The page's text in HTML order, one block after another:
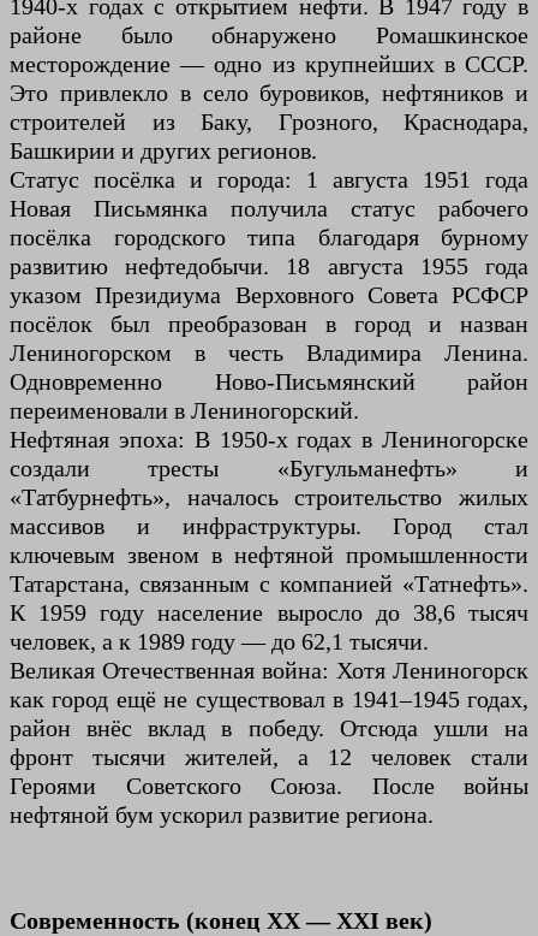
1940-х годах с открытием нефти. В 1947 году в
районе было обнаружено Ромашкинское
месторождение — одно из крупнейших в СССР.
Это привлекло в село буровиков, нефтяников и
строителей из Баку, Грозного, Краснодара,
Башкирии и других регионов.
Статус посёлка и города: 1 августа 1951 года
Новая Письмянка получила статус рабочего
посёлка городского типа благодаря бурному
развитию нефтедобычи. 18 августа 1955 года
указом Президиума Верховного Совета РСФСР
посёлок был преобразован в город и назван
Лениногорском в честь Владимира Ленина.
Одновременно Ново-Письмянский район
переименовали в Лениногорский.
Нефтяная эпоха: В 1950-х годах в Лениногорске
создали тресты «Бугульманефть» и
«Татбурнефть», началось строительство жилых
массивов и инфраструктуры. Город стал
ключевым звеном в нефтяной промышленности
Татарстана, связанным с компанией «Татнефть».
К 1959 году население выросло до 38,6 тысяч
человек, а к 1989 году — до 62,1 тысячи.
Великая Отечественная война: Хотя Лениногорск
как город ещё не существовал в 1941–1945 годах,
район внёс вклад в победу. Отсюда ушли на
фронт тысячи жителей, а 12 человек стали
Героями Советского Союза. После войны
нефтяной бум ускорил развитие региона.
Современность (конец XX — XXI век)